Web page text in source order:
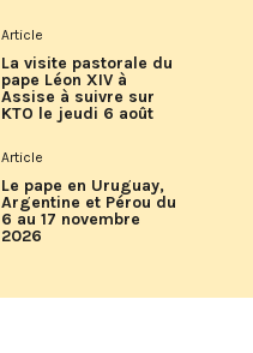
Article
La visite pastorale du
pape Léon XIV à
Assise à suivre sur
KTO le jeudi 6 août
Article
Le pape en Uruguay,
Argentine et Pérou du
6 au 17 novembre
2026